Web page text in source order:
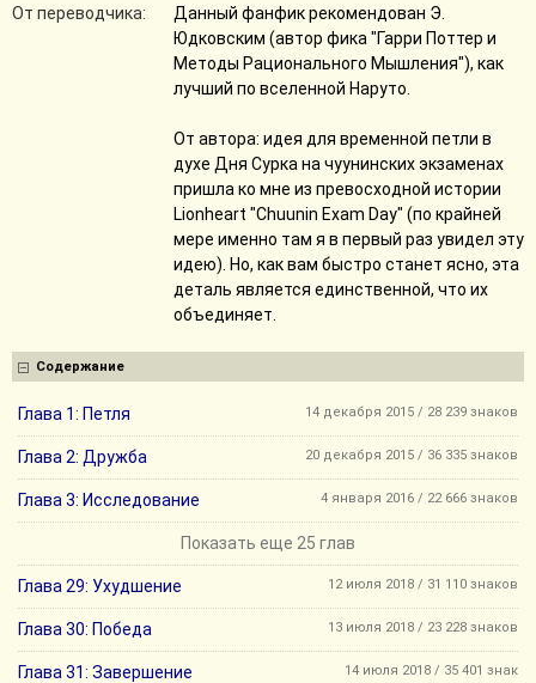
От переводчика:
Данный фанфик рекомендован Э.
Юдковским (автор фика "Гарри Поттер и
Методы Рационального Мышления"), как
лучший по вселенной Наруто.
От автора: идея для временной петли в
духе Дня Сурка на чуунинских экзаменах
пришла ко мне из превосходной истории
Lionheart "Chuunin Exam Day" (по крайней
мере именно там я в первый раз увидел эту
идею). Но, как вам быстро станет ясно, эта
деталь является единственной, что их
объединяет.
Содержание
Глава 1: Петля 14 декабря 2015 / 28 239 знаков
Глава 2: Дружба 20 декабря 2015 / 36 335 знаков
Глава 3: Исследование 4 января 2016 / 22 666 знаков
Показать еще 25 глав
Глава 29: Ухудшение 12 июля 2018 / 31 110 знаков
Глава 30: Победа 13 июля 2018 / 23 228 знаков
Глава 31: Завершение 14 июля 2018 / 35 401 знак